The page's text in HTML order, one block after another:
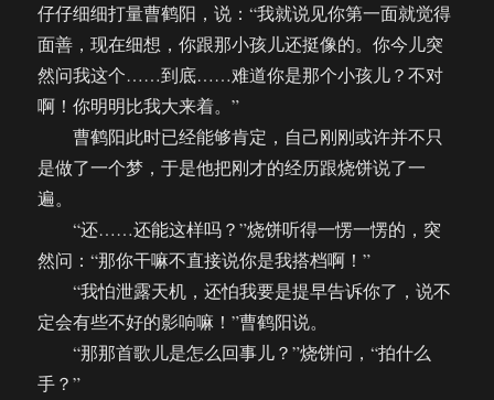
仔仔细细打量曹鹤阳，说：“我就说见你第一面就觉得
面善，现在细想，你跟那小孩儿还挺像的。你今儿突
然问我这个……到底……难道你是那个小孩儿？不对
啊！你明明比我大来着。”
曹鹤阳此时已经能够肯定，自己刚刚或许并不只
是做了一个梦，于是他把刚才的经历跟烧饼说了一
遍。
“还……还能这样吗？”烧饼听得一愣一愣的，突
然问：“那你干嘛不直接说你是我搭档啊！”
“我怕泄露天机，还怕我要是提早告诉你了，说不
定会有些不好的影响嘛！”曹鹤阳说。
“那那首歌儿是怎么回事儿？”烧饼问，“拍什么
手？”